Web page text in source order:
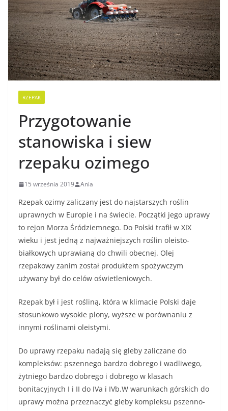
RZEPAK
Przygotowanie
stanowiska i siew
rzepaku ozimego
15 września 2019 Ania
Rzepak ozimy zaliczany jest do najstarszych roślin
uprawnych w Europie i na świecie. Początki jego uprawy
to rejon Morza Śródziemnego. Do Polski trafił w XIX
wieku i jest jedną z najważniejszych roślin oleisto-
białkowych uprawianą do chwili obecnej. Olej
rzepakowy zanim został produktem spożywczym
używany był do celów oświetleniowych.
Rzepak był i jest rośliną, która w klimacie Polski daje
stosunkowo wysokie plony, wyższe w porównaniu z
innymi roślinami oleistymi.
Do uprawy rzepaku nadają się gleby zaliczane do
kompleksów: pszennego bardzo dobrego i wadliwego,
żytniego bardzo dobrego i dobrego w klasach
bonitacyjnych I i II do IVa i IVb.W warunkach górskich do
uprawy można przeznaczyć gleby kompleksu pszenno-